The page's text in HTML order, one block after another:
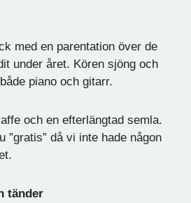
med en parentation över de
under året. Kören sjöng och
piano och gitarr.
och en efterlängtad semla.
”gratis” då vi inte hade någon
tänder